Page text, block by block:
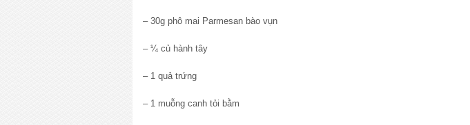
– 30g phô mai Parmesan bào vụn
– ¼ củ hành tây
– 1 quả trứng
– 1 muỗng canh tỏi bằm